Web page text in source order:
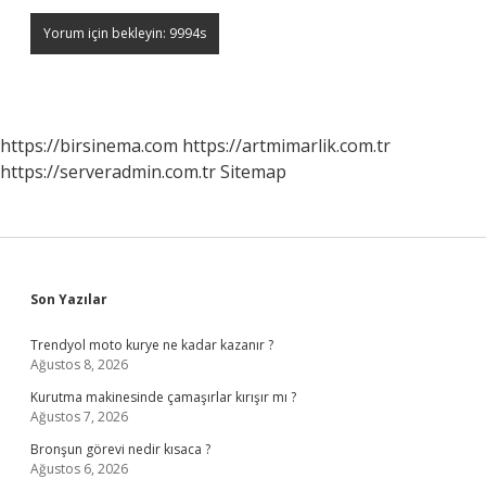
https://birsinema.com https://artmimarlik.com.tr
https://serveradmin.com.trSitemap
Sidebar
Son Yazılar
Trendyol moto kurye ne kadar kazanır ?
Ağustos 8, 2026
Kurutma makinesinde çamaşırlar kırışır mı ?
Ağustos 7, 2026
Bronşun görevi nedir kısaca ?
Ağustos 6, 2026